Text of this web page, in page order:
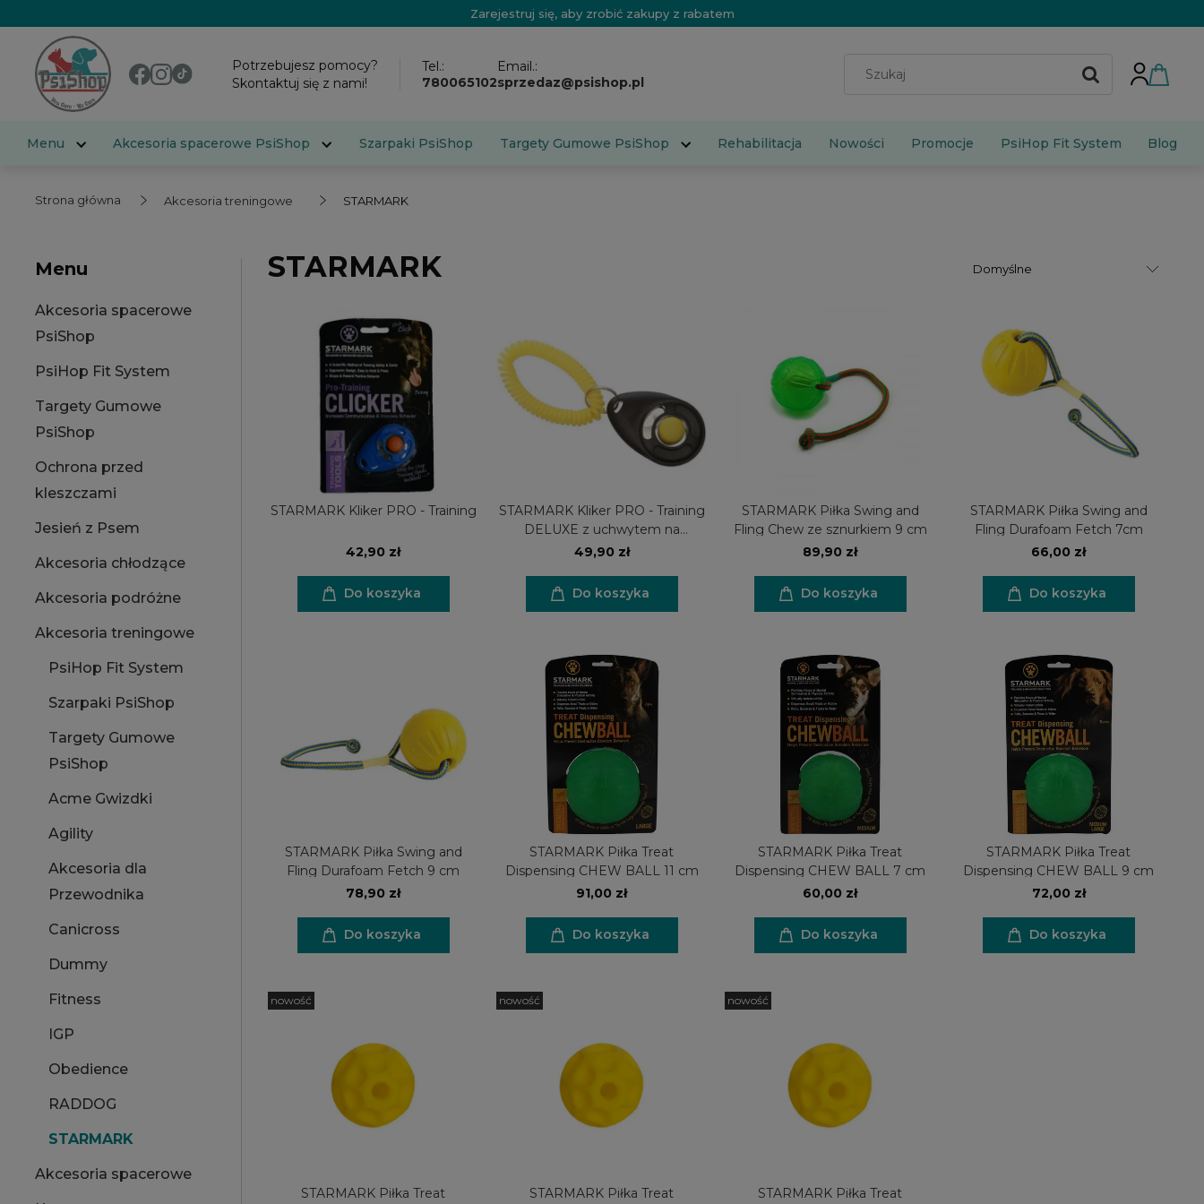
Zarejestruj się, aby zrobić zakupy z rabatem
Potrzebujesz pomocy?
Skontaktuj się z nami!
Tel.:
780065102
Email.:
sprzedaz@psishop.pl
Menu Akcesoria spacerowe PsiShop Szarpaki PsiShop Targety Gumowe PsiShop Rehabilitacja Nowości Promocje PsiHop Fit System Blog
Strona główna Akcesoria treningowe STARMARK
Menu
Akcesoria spacerowe
PsiShop
PsiHop Fit System
Targety Gumowe
PsiShop
Ochrona przed
kleszczami
Jesień z Psem
Akcesoria chłodzące
Akcesoria podróżne
Akcesoria treningowe
PsiHop Fit System
Szarpaki PsiShop
Targety Gumowe
PsiShop
Acme Gwizdki
Agility
Akcesoria dla
Przewodnika
Canicross
Dummy
Fitness
IGP
Obedience
RADDOG
STARMARK
Akcesoria spacerowe
STARMARK
STARMARK Kliker PRO - Training
42,90 zł
Do koszyka
STARMARK Kliker PRO - Training
DELUXE z uchwytem na
nadgarstek
49,90 zł
Do koszyka
STARMARK Piłka Swing and
Fling Chew ze sznurkiem 9 cm
89,90 zł
Do koszyka
STARMARK Piłka Swing and
Fling Durafoam Fetch 7cm
66,00 zł
Do koszyka
STARMARK Piłka Swing and
Fling Durafoam Fetch 9 cm
78,90 zł
Do koszyka
STARMARK Piłka Treat
Dispensing CHEW BALL 11 cm
91,00 zł
Do koszyka
STARMARK Piłka Treat
Dispensing CHEW BALL 7 cm
60,00 zł
Do koszyka
STARMARK Piłka Treat
Dispensing CHEW BALL 9 cm
72,00 zł
Do koszyka
STARMARK Piłka Treat
nowość
STARMARK Piłka Treat
nowość
STARMARK Piłka Treat
nowość